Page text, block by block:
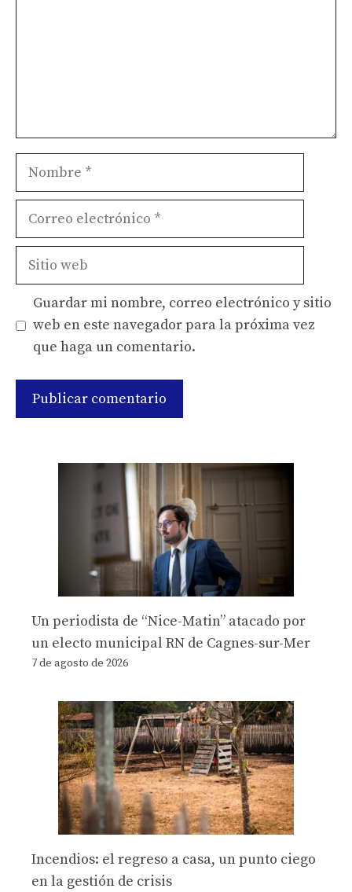
Nombre
Correo
Sitio
Guardar mi nombre, correo electrónico y sitio
web en este navegador para la próxima vez
que haga un comentario.
Un periodista de “Nice-Matin” atacado por
un electo municipal RN de Cagnes-sur-Mer
7 de agosto de 2026
Incendios: el regreso a casa, un punto ciego
en la gestión de crisis